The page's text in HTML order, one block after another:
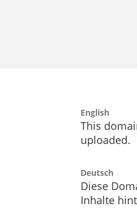
English
This
uploaded.
Deutsch
Diese
Inhalte